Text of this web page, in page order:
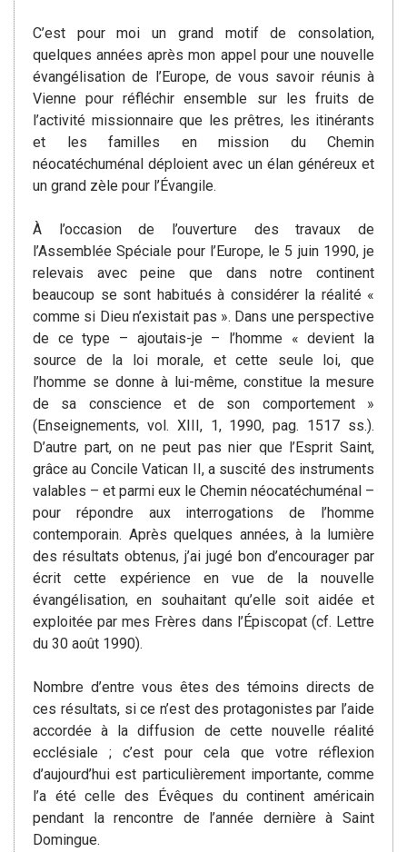
C’est pour moi un grand motif de consolation,
quelques années après mon appel pour une nouvelle
évangélisation de l’Europe, de vous savoir réunis à
Vienne pour réfléchir ensemble sur les fruits de
l’activité missionnaire que les prêtres, les itinérants
et les familles en mission du Chemin
néocatéchuménal déploient avec un élan généreux et
un grand zèle pour l’Évangile.
À l’occasion de l’ouverture des travaux de
l’Assemblée Spéciale pour l’Europe, le 5 juin 1990, je
relevais avec peine que dans notre continent
beaucoup se sont habitués à considérer la réalité «
comme si Dieu n’existait pas ». Dans une perspective
de ce type – ajoutais-je – l’homme « devient la
source de la loi morale, et cette seule loi, que
l’homme se donne à lui-même, constitue la mesure
de sa conscience et de son comportement »
(Enseignements, vol. XIII, 1, 1990, pag. 1517 ss.).
D’autre part, on ne peut pas nier que l’Esprit Saint,
grâce au Concile Vatican II, a suscité des instruments
valables – et parmi eux le Chemin néocatéchuménal –
pour répondre aux interrogations de l’homme
contemporain. Après quelques années, à la lumière
des résultats obtenus, j’ai jugé bon d’encourager par
écrit cette expérience en vue de la nouvelle
évangélisation, en souhaitant qu’elle soit aidée et
exploitée par mes Frères dans l’Épiscopat (cf. Lettre
du 30 août 1990).
Nombre d’entre vous êtes des témoins directs de
ces résultats, si ce n’est des protagonistes par l’aide
accordée à la diffusion de cette nouvelle réalité
ecclésiale ; c’est pour cela que votre réflexion
d’aujourd’hui est particulièrement importante, comme
l’a été celle des Évêques du continent américain
pendant la rencontre de l’année dernière à Saint
Domingue.